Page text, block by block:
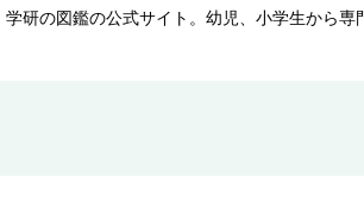
学研の図鑑の公式サイト。幼児、小学生から専